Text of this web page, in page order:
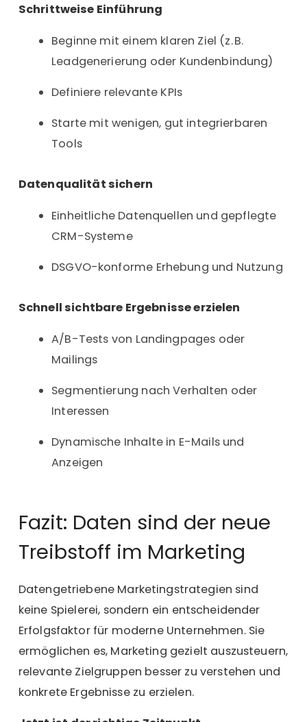
Schrittweise Einführung
Beginne mit einem klaren Ziel (z. B.
Leadgenerierung oder Kundenbindung)
Definiere relevante KPIs
Starte mit wenigen, gut integrierbaren
Tools
Datenqualität sichern
Einheitliche Datenquellen und gepflegte
CRM-Systeme
DSGVO-konforme Erhebung und Nutzung
Schnell sichtbare Ergebnisse erzielen
A/B-Tests von Landingpages oder
Mailings
Segmentierung nach Verhalten oder
Interessen
Dynamische Inhalte in E-Mails und
Anzeigen
Fazit: Daten sind der neue
Treibstoff im Marketing
Datengetriebene Marketingstrategien sind
keine Spielerei, sondern ein entscheidender
Erfolgsfaktor für moderne Unternehmen. Sie
ermöglichen es, Marketing gezielt auszusteuern,
relevante Zielgruppen besser zu verstehen und
konkrete Ergebnisse zu erzielen.